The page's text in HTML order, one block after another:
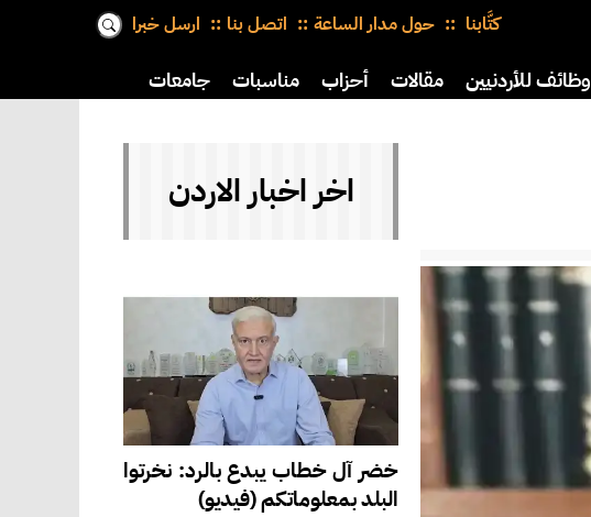
كتَّابنا حول مدار الساعة اتصل بنا ارسل خبرا
وظائف للأردنيين مقالات أحزاب مناسبات جامعات
اخر اخبار الاردن
خضر آل خطاب يبدع بالرد: نخرتوا
البلد بمعلوماتكم (فيديو)